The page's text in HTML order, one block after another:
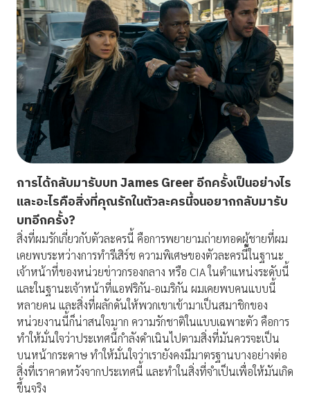
การได้กลับมารับบทJames Greerอีกครั้งเป็นอย่างไร
และอะไรคือสิ่งที่คุณรักในตัวละครนี้จนอยากกลับมารับ
บทอีกครั้ง?
สิ่งที่ผมรักเกี่ยวกับตัวละครนี้ คือการพยายามถ่ายทอดผู้ชายที่ผม
เคยพบระหว่างการทำรีเสิร์ช ความพิเศษของตัวละครนี้ในฐานะ
เจ้าหน้าที่ของหน่วยข่าวกรองกลาง หรือ CIA ในตำแหน่งระดับนี้
และในฐานะเจ้าหน้าที่แอฟริกัน-อเมริกัน ผมเคยพบคนแบบนี้
หลายคน และสิ่งที่ผลักดันให้พวกเขาเข้ามาเป็นสมาชิกของ
หน่วยงานนี้ก็น่าสนใจมาก ความรักชาติในแบบเฉพาะตัว คือการ
ทำให้มั่นใจว่าประเทศนี้กำลังดำเนินไปตามสิ่งที่มันควรจะเป็น
บนหน้ากระดาษ ทำให้มั่นใจว่าเรายังคงมีมาตรฐานบางอย่างต่อ
สิ่งที่เราคาดหวังจากประเทศนี้ และทำในสิ่งที่จำเป็นเพื่อให้มันเกิด
ขึ้นจริง